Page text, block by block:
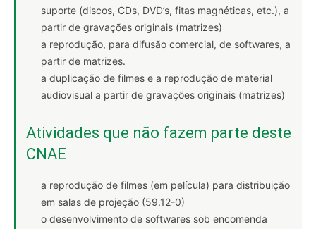
suporte (discos, CDs, DVD’s, fitas magnéticas, etc.), a
partir de gravações originais (matrizes)
a reprodução, para difusão comercial, de softwares, a
partir de matrizes.
a duplicação de filmes e a reprodução de material
audiovisual a partir de gravações originais (matrizes)
Atividades que não fazem parte deste
CNAE
a reprodução de filmes (em película) para distribuição
em salas de projeção (59.12-0)
o desenvolvimento de softwares sob encomenda